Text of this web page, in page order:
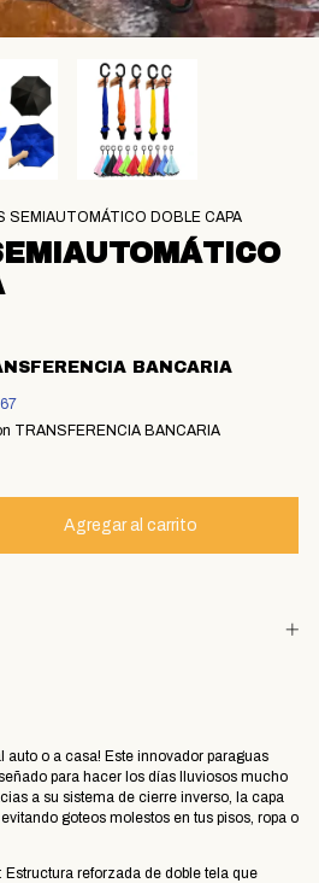
SEMIAUTOMÁTICO DOBLE CAPA
BANCARIA
TRANSFERENCIA BANCARIA
auto o a casa! Este innovador paraguas
para hacer los días lluviosos mucho
a su sistema de cierre inverso, la capa
goteos molestos en tus pisos, ropa o
reforzada de doble tela que